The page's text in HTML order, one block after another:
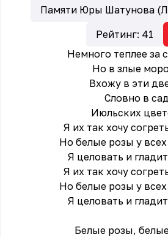
Памяти Юры Шатунова
Рейтинг: 41
Hемного теплее за
Но в злые
Вхожу в эти
Словно в
Июльских
Я их так хочу
Но белые pозы у всех
Я целовать и
Я их так хочу
Но белые pозы у всех
Я целовать и
Белые pозы,